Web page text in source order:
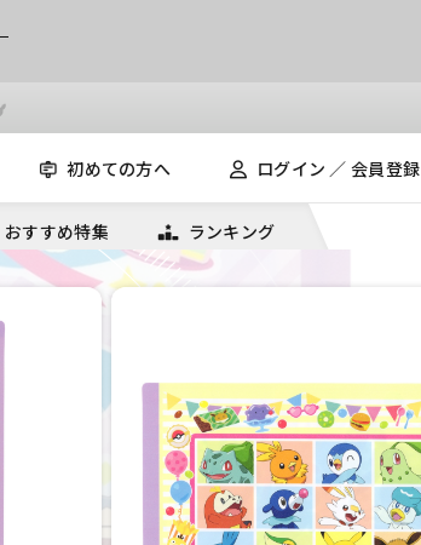
初めての方へ ログイン ／ 会員登録
おすすめ特集 ランキング